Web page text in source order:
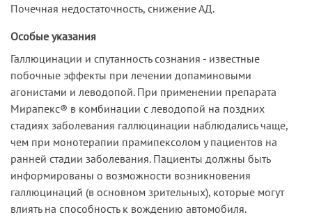
Почечная недостаточность, снижение АД.
Особые указания
Галлюцинации и спутанность сознания - известные
побочные эффекты при лечении допаминовыми
агонистами и леводопой. При применении препарата
Мирапекс® в комбинации с леводопой на поздних
стадиях заболевания галлюцинации наблюдались чаще,
чем при монотерапии прамипексолом у пациентов на
ранней стадии заболевания. Пациенты должны быть
информированы о возможности возникновения
галлюцинаций (в основном зрительных), которые могут
влиять на способность к вождению автомобиля.